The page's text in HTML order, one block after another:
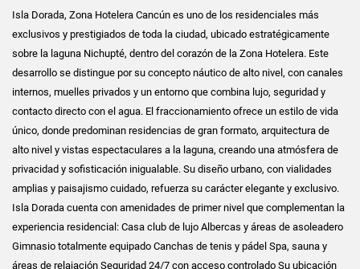
Isla Dorada, Zona Hotelera Cancún es uno de los residenciales más
exclusivos y prestigiados de toda la ciudad, ubicado estratégicamente
sobre la laguna Nichupté, dentro del corazón de la Zona Hotelera. Este
desarrollo se distingue por su concepto náutico de alto nivel, con canales
internos, muelles privados y un entorno que combina lujo, seguridad y
contacto directo con el agua. El fraccionamiento ofrece un estilo de vida
único, donde predominan residencias de gran formato, arquitectura de
alto nivel y vistas espectaculares a la laguna, creando una atmósfera de
privacidad y sofisticación inigualable. Su diseño urbano, con vialidades
amplias y paisajismo cuidado, refuerza su carácter elegante y exclusivo.
Isla Dorada cuenta con amenidades de primer nivel que complementan la
experiencia residencial: Casa club de lujo Albercas y áreas de asoleadero
Gimnasio totalmente equipado Canchas de tenis y pádel Spa, sauna y
áreas de relajación Seguridad 24/7 con acceso controlado Su ubicación